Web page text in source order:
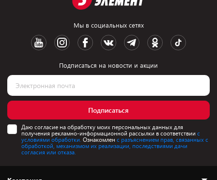
Мы в социальных сетях
Подписаться на новости и акции
Подписаться
Даю согласие на обработку моих персональных данных для
получения рекламно-информационной рассылки в соответствии с
условиями обработки. Ознакомлен с разъяснением прав, связанных с
обработкой, механизмом их реализации, последствиями дачи
согласия или отказа.